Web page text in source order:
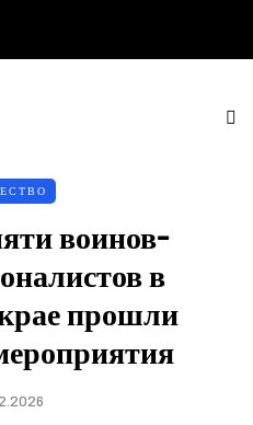
воинов-
в
прошли